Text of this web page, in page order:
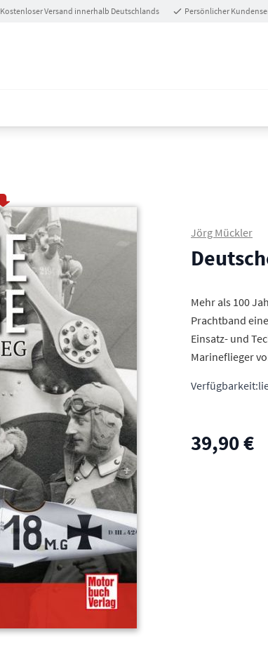
Kostenloser Versand innerhalb Deutschlands Persönlicher
Jörg Mückler
Mehr als 100
Prachtband
Einsatz- und
Marineflieger
Verfügbarkeit:
39,90 €